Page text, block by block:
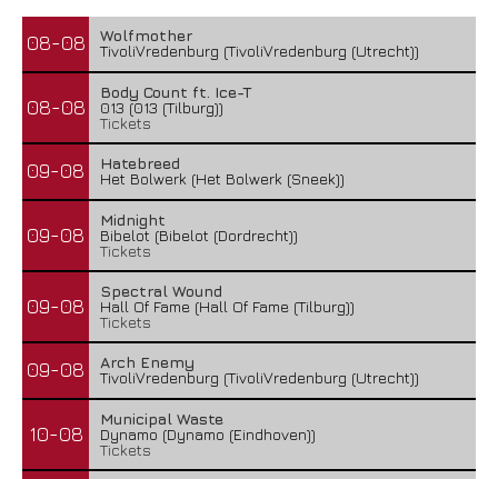
08-08
Wolfmother
TivoliVredenburg (TivoliVredenburg (Utrecht))
08-08
Body Count ft. Ice-T
013 (013 (Tilburg))
Tickets
09-08
Hatebreed
Het Bolwerk (Het Bolwerk (Sneek))
09-08
Midnight
Bibelot (Bibelot (Dordrecht))
Tickets
09-08
Spectral Wound
Hall Of Fame (Hall Of Fame (Tilburg))
Tickets
09-08
Arch Enemy
TivoliVredenburg (TivoliVredenburg (Utrecht))
10-08
Municipal Waste
Dynamo (Dynamo (Eindhoven))
Tickets